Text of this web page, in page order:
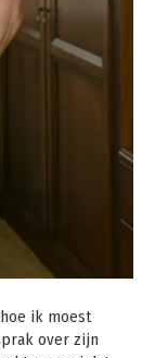
ik moest
over zijn